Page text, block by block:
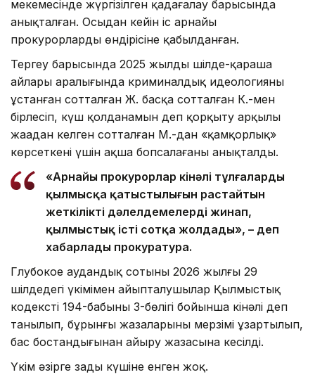
мекемесінде жүргізілген қадағалау барысында
анықталған. Осыдан кейін іс арнайы
прокурорлардың өндірісіне қабылданған.
Тергеу барысында 2025 жылдың шілде-қараша
айлары аралығында криминалдық идеологияны
ұстанған сотталған Ж. басқа сотталған К.-мен
бірлесіп, күш қолданамын деп қорқыту арқылы
жаңадан келген сотталған М.-дан «қамқорлық»
көрсеткені үшін ақша бопсалағаны анықталды.
«Арнайы прокурорлар кінәлі тұлғалардың
қылмысқа қатыстылығын растайтын
жеткілікті дәлелдемелерді жинап,
қылмыстық істі сотқа жолдады», – деп
хабарлады прокуратура.
Глубокое аудандық сотының 2026 жылғы 29
шілдедегі үкімімен айыпталушылар Қылмыстық
кодекстің 194-бабының 3-бөлігі бойынша кінәлі деп
танылып, бұрынғы жазаларының мерзімі ұзартылып,
бас бостандығынан айыру жазасына кесілді.
Үкім әзірге заңды күшіне енген жоқ.